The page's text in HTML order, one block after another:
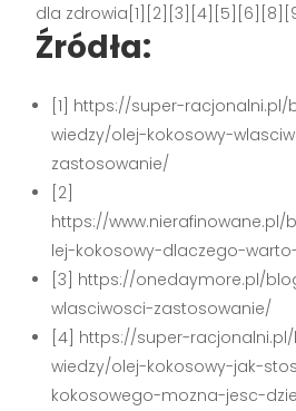
dla
Źródła:
[1] https://super-
wiedzy/olej-kokosowy-
zastosowanie/
[2]
https://
lej-kokosowy-dlaczego-
[3] https://onedaymore.pl/
wlasciwosci-zastosowanie/
[4] https://super-
wiedzy/olej-kokosowy-jak-
kokosowego-mozna-jesc-